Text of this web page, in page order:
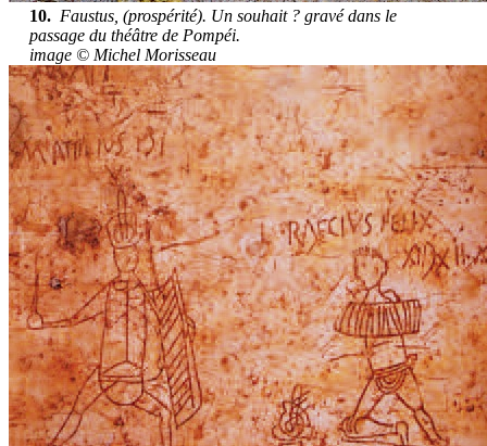
10. Faustus, (prospérité). Un souhait ? gravé dans le
passage du théâtre de Pompéi.
image © Michel Morisseau